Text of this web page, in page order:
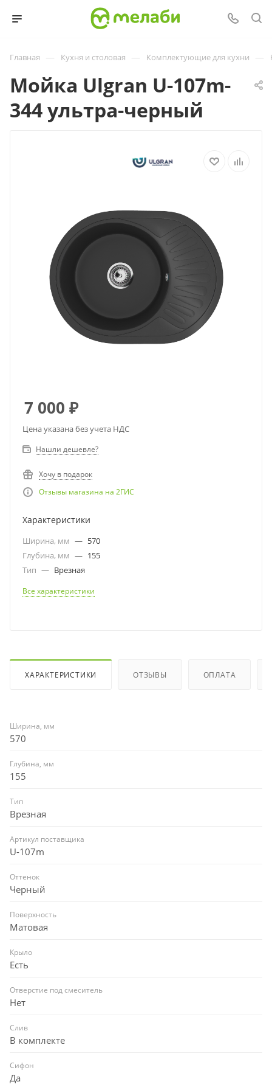
Главная — Кухня и столовая — Комплектующие для кухни —
Мойка Ulgran U-107m-
344 ультра-черный
7 000 ₽
Цена указана без учета НДС
Нашли дешевле?
Хочу в подарок
Отзывы магазина на 2ГИС
Характеристики
Ширина, мм — 570
Глубина, мм — 155
Тип — Врезная
Все характеристики
ХАРАКТЕРИСТИКИ ОТЗЫВЫ ОПЛАТА
Ширина, мм
570
Глубина, мм
155
Тип
Врезная
Артикул поставщика
U-107m
Оттенок
Черный
Поверхность
Матовая
Крыло
Есть
Отверстие под смеситель
Нет
Слив
В комплекте
Сифон
Да